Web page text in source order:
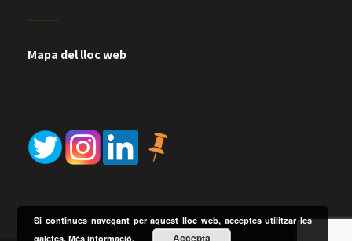
Mapa del lloc web
Si continues navegant per aquest lloc web, acceptes utilitzar les
galetes.Més informació. Accepta